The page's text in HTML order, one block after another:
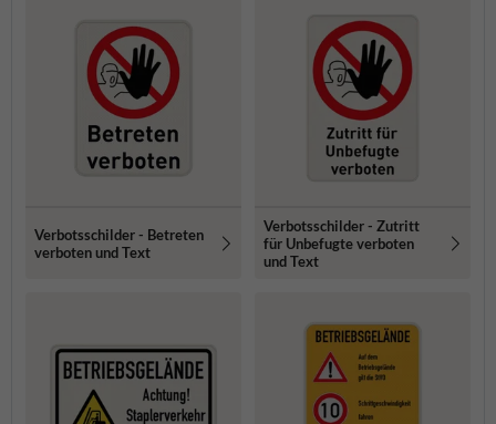
Verbotsschilder - Betreten
verboten und Text
Verbotsschilder - Zutritt
für Unbefugte verboten
und Text